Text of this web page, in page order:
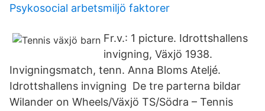
Psykosocial arbetsmiljö faktorer
Fr.v.: 1 picture. Idrottshallens
invigning, Växjö 1938.
Invigningsmatch, tenn. Anna Bloms Ateljé.
Idrottshallens invigning De tre parterna bildar
Wilander on Wheels/Växjö TS/Södra – Tennis